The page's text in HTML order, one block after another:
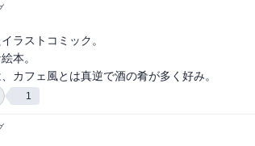
ラストコミック。
本。
カフェ風とは真逆で酒の肴が多く好み。
1